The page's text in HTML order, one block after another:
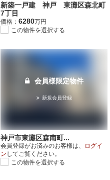
新築一戸建 神戸 東灘区森北町
7丁目
価格： 6280万円
この物件を選択する
会員様限定物件
新規会員登録
神戸市東灘区森南町...
会員登録がお済みのお客様は、
ログイ
ン してご覧ください。
この物件を選択する